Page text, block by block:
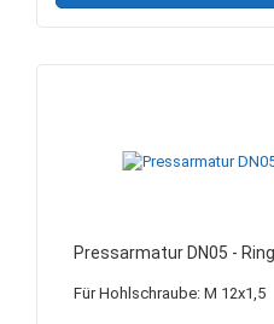
Pressarmatur DN05 -
Für Hohlschraube: M 12x1,5